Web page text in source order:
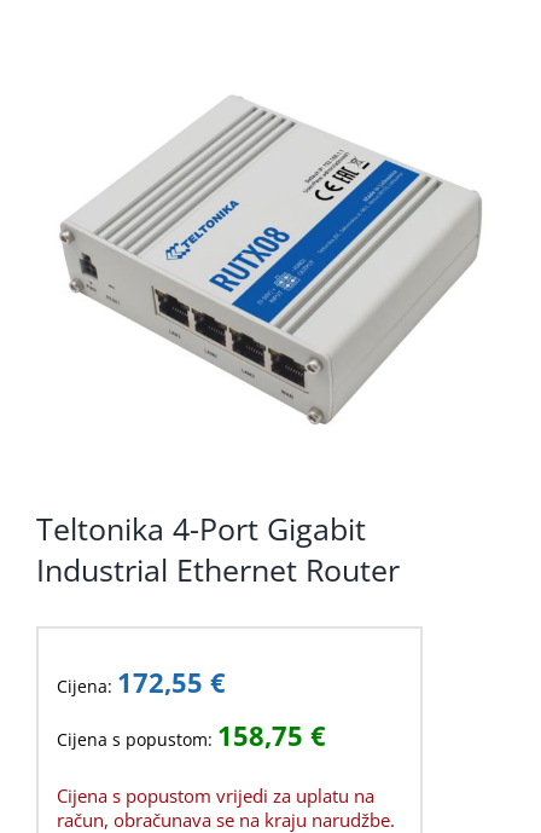
PERIFERIJA
KABELI I KONEKTORI
MREŽNA OPREMA
Teltonika 4-Port Gigabit
Industrial Ethernet Router
Cijena: 172,55 €
Cijena s popustom: 158,75 €
Cijena s popustom vrijedi za uplatu na
račun, obračunava se na kraju narudžbe.